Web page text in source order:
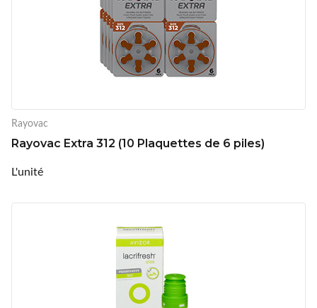
Rayovac
Rayovac Extra 312 (10 Plaquettes de 6 piles)
L'unité